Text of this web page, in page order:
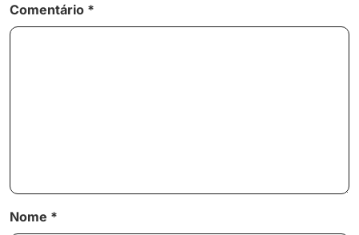
Comentário *
Nome *